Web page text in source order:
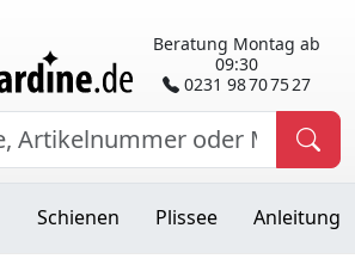
Beratung Montag ab
09:30
0231 98 70 75 27
Schienen Plissee Anleitung